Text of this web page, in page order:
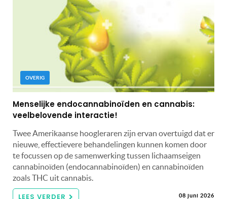
OVERIG
Menselijke endocannabinoïden en cannabis:
veelbelovende interactie!
Twee Amerikaanse hoogleraren zijn ervan overtuigd dat er
nieuwe, effectievere behandelingen kunnen komen door
te focussen op de samenwerking tussen lichaamseigen
cannabinoïden (endocannabinoïden) en cannabinoïden
zoals THC uit cannabis.
LEES VERDER 08 juni 2026